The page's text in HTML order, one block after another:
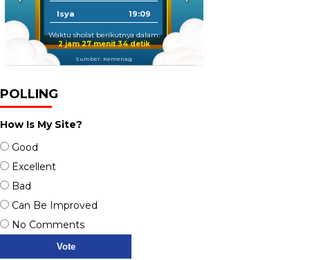
Isya 19:09
Waktu sholat berikutnya dalam:
2 jam 27 menit 33 detik
Sumber: Kemenag
POLLING
How Is My Site?
Good
Excellent
Bad
Can Be Improved
No Comments